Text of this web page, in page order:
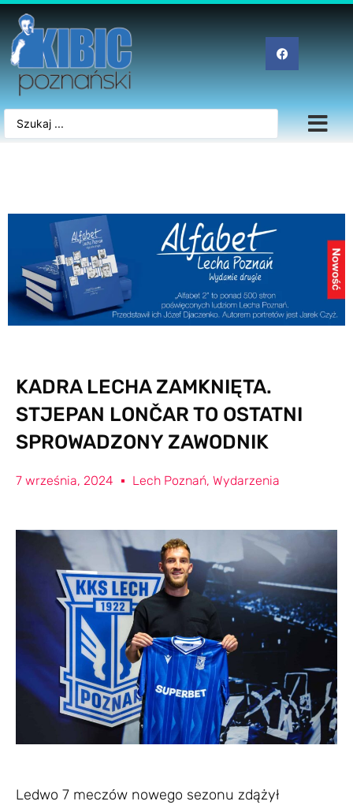
KADRA LECHA ZAMKNIĘTA.
STJEPAN LONČAR TO OSTATNI
SPROWADZONY ZAWODNIK
7 września, 2024 Lech Poznań, Wydarzenia
Ledwo 7 meczów nowego sezonu zdążył